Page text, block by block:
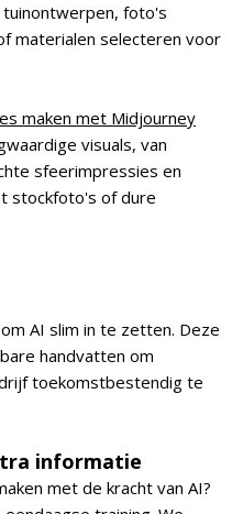
foto's
materialen selecteren voor
maken met Midjourney
visuals, van
sfeerimpressies en
stockfoto's of dure
AI slim in te zetten. Deze
handvatten om
toekomstbestendig te
informatie
met de kracht van AI?